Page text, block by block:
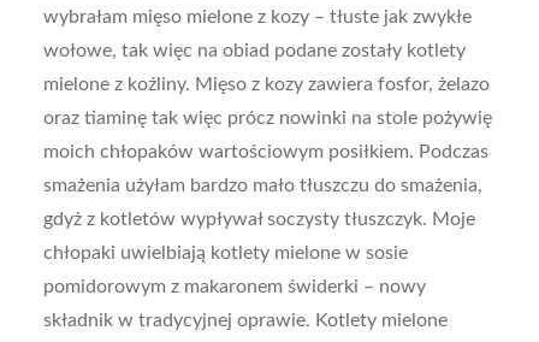
wybrałam mięso mielone z kozy – tłuste jak zwykłe
wołowe, tak więc na obiad podane zostały kotlety
mielone z koźliny. Mięso z kozy zawiera fosfor, żelazo
oraz tiaminę tak więc prócz nowinki na stole pożywię
moich chłopaków wartościowym posiłkiem. Podczas
smażenia użyłam bardzo mało tłuszczu do smażenia,
gdyż z kotletów wypływał soczysty tłuszczyk. Moje
chłopaki uwielbiają kotlety mielone w sosie
pomidorowym z makaronem świderki – nowy
składnik w tradycyjnej oprawie. Kotlety mielone